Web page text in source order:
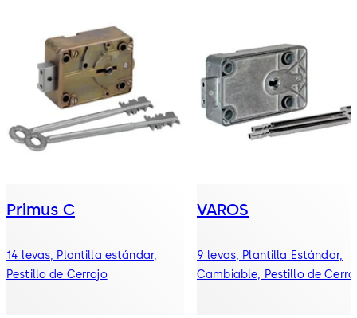
Primus C
14 levas, Plantilla estándar,
Pestillo de Cerrojo
VAROS
9 levas, Plantilla Estándar,
Cambiable, Pestillo de